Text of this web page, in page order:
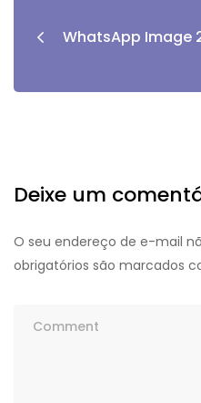
WhatsApp Image
Deixe um
O seu endereço de e-mail
obrigatórios são marcados